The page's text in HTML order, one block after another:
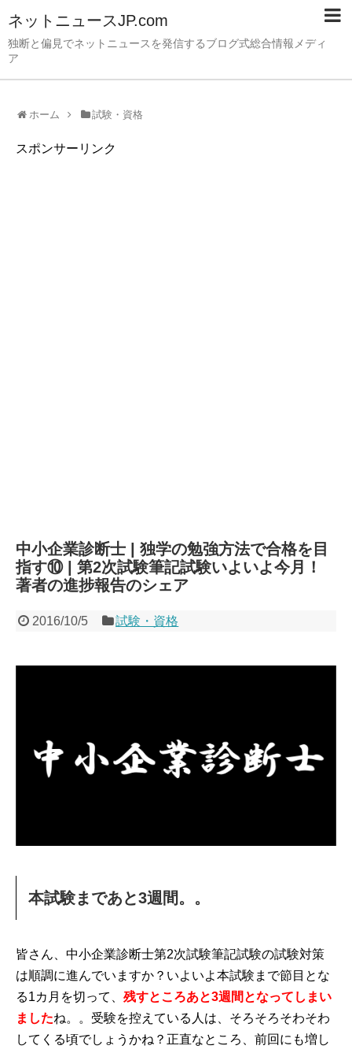
ネットニュースJP.com
独断と偏見でネットニュースを発信するブログ式総合情報メディ
ア
ホーム 試験・資格
スポンサーリンク
中小企業診断士 | 独学の勉強方法で合格を目
指す⑩ | 第2次試験筆記試験いよいよ今月！
著者の進捗報告のシェア
2016/10/5 試験・資格
本試験まであと3週間。。
皆さん、中小企業診断士第2次試験筆記試験の試験対策
は順調に進んでいますか？いよいよ本試験まで節目とな
る1カ月を切って、 残すところあと3週間となってしまい
ましたね。。受験を控えている人は、そろそろそわそわ
してくる頃でしょうかね？正直なところ、前回にも増し